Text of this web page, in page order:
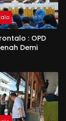
: OPD
Demi